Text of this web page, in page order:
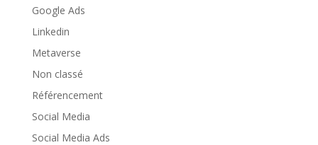
Google Ads
Linkedin
Metaverse
Non classé
Référencement
Social Media
Social Media Ads